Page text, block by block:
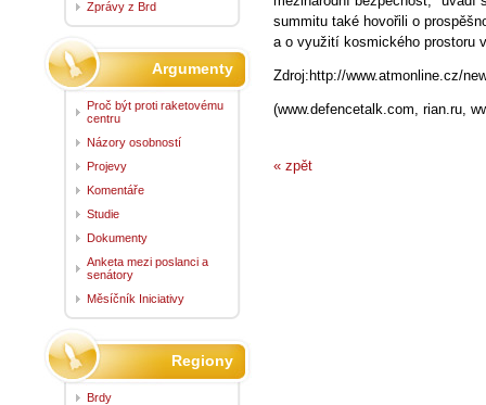
summitu také hovořili o
a o využití kosmického prostoru
Zdroj:http://www.atmonline.cz/
(www.defencetalk.com, rian.ru,
« zpět
Zprávy z Brd
Argumenty
Proč být proti raketovému
centru
Názory osobností
Projevy
Komentáře
Studie
Dokumenty
Anketa mezi poslanci a
senátory
Měsíčník Iniciativy
Regiony
Brdy